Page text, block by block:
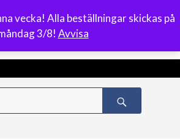
vecka! Alla beställningar skickas på
3/8! Avvisa
0